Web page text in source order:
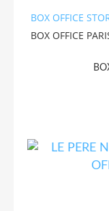
BOX OFFICE
BOX OFFICE